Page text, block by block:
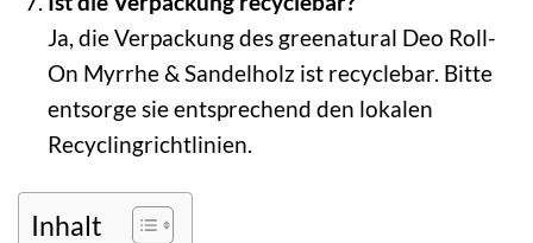
Ja, die Verpackung des greenatural Deo Roll-
On Myrrhe & Sandelholz ist recyclebar. Bitte
entsorge sie entsprechend den lokalen
Recyclingrichtlinien.
Inhalt